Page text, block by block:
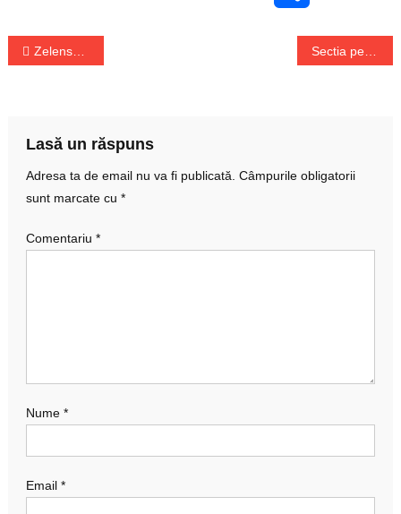
Navigare
Zelenski acuza Rusia de genocid Sectia pentru investigarea infractiunilor din justitie – SIIJ – va fi desfiintata
Lasă un răspuns
Adresa ta de email nu va fi publicată. Câmpurile obligatorii
sunt marcate cu *
Comentariu *
Nume *
Email *